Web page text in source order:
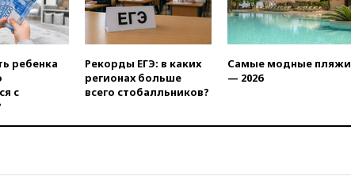
России
WSJ: Трамп «сходит с
ума» из-за сообщений в СМИ
об истощении боеприпасов у
США
09:36
состав Евросоюза
ребенка
с
Рекорды ЕГЭ: в каких
регионах больше
всего стобалльников?
Самые модные пляжи
— 2026